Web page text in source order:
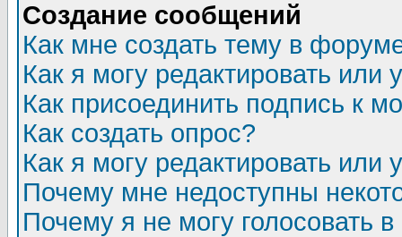
Создание сообщений
Как мне создать тему в
Как я могу редактировать или
Как присоединить подпись к
Как создать опрос?
Как я могу редактировать или
Почему мне недоступны
Почему я не могу голосовать